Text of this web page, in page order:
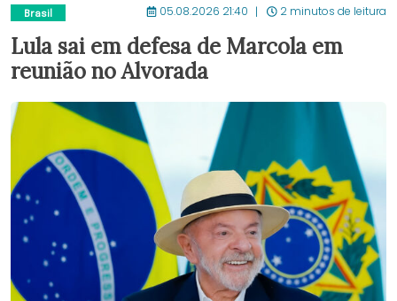
Brasil 05.08.2026 21:40 2 minutos de leitura
Lula sai em defesa de Marcola em
reunião no Alvorada